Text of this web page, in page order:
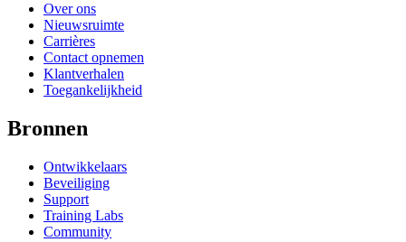
Over ons
Nieuwsruimte
Carrières
Contact opnemen
Klantverhalen
Toegankelijkheid
Bronnen
Ontwikkelaars
Beveiliging
Support
Training Labs
Community